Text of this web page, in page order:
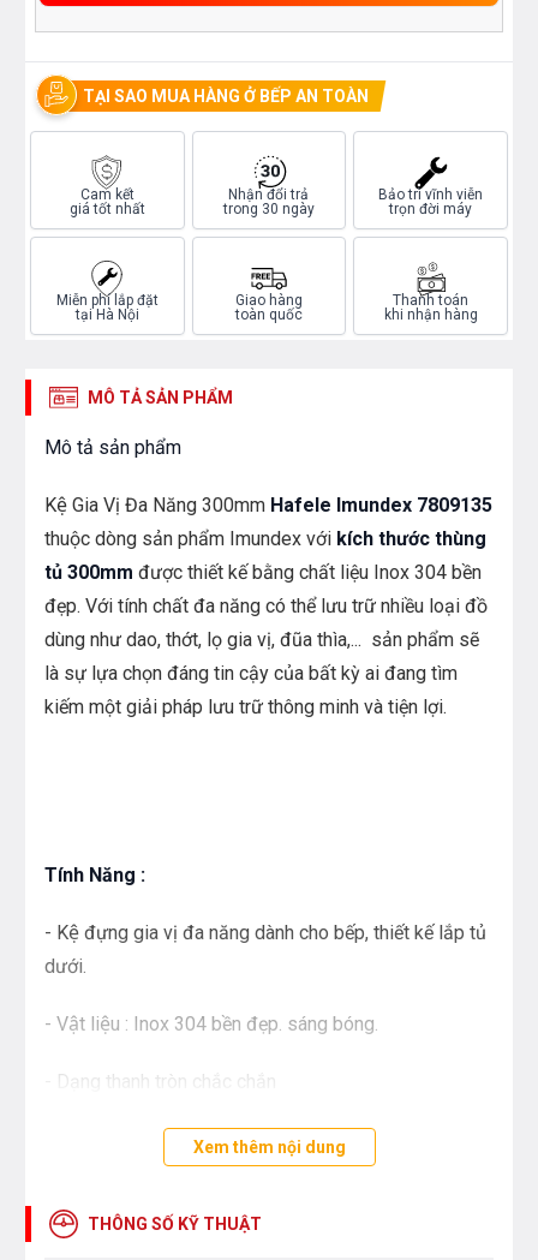
TẠI SAO MUA HÀNG Ở BẾP AN TOÀN
Cam kết
giá tốt nhất
Nhận đổi trả
trong 30 ngày
Bảo trì vĩnh viễn
trọn đời máy
Miễn phí lắp đặt
tại Hà Nội
Giao hàng
toàn quốc
Thanh toán
khi nhận hàng
MÔ TẢ SẢN PHẨM
Mô tả sản phẩm
Kệ Gia Vị Đa Năng 300mm Hafele Imundex 7809135
thuộc dòng sản phẩm Imundex với kích thước thùng
tủ 300mm được thiết kế bằng chất liệu Inox 304 bền
đẹp. Với tính chất đa năng có thể lưu trữ nhiều loại đồ
dùng như dao, thớt, lọ gia vị, đũa thìa,... sản phẩm sẽ
là sự lựa chọn đáng tin cậy của bất kỳ ai đang tìm
kiếm một giải pháp lưu trữ thông minh và tiện lợi.
Tính Năng :
- Kệ đựng gia vị đa năng dành cho bếp, thiết kế lắp tủ
dưới.
- Vật liệu : Inox 304 bền đẹp. sáng bóng.
- Dạng thanh tròn chắc chắn
- Kích thước thùng tủ : 300mm
Xem thêm nội dung
THÔNG SỐ KỸ THUẬT